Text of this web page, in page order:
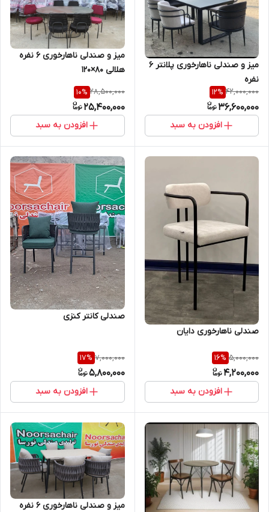
میز و صندلی ناهارخوری پلانتر ۶
نفره
42,000,000
12%
36,600,000
افزودن به سبد
میز و صندلی ناهارخوری ۶ نفره
هلالی ۸۰×۱۲۰
28,500,000
10%
25,400,000
افزودن به سبد
صندلی ناهارخوری دایان
5,000,000
16%
4,200,000
افزودن به سبد
صندلی کانتر کنزی
7,000,000
17%
5,800,000
افزودن به سبد
میز و صندلی ناهارخوری 6 نفره